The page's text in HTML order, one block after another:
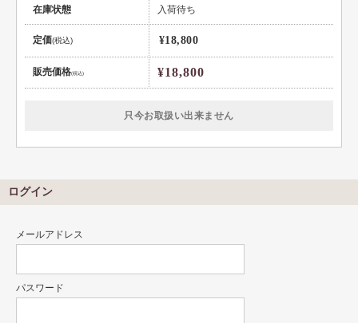
在庫状態 入荷待ち
定価(税込) ¥18,800
販売価格(税込) ¥18,800
只今お取扱い出来ません
ログイン
メールアドレス
パスワード